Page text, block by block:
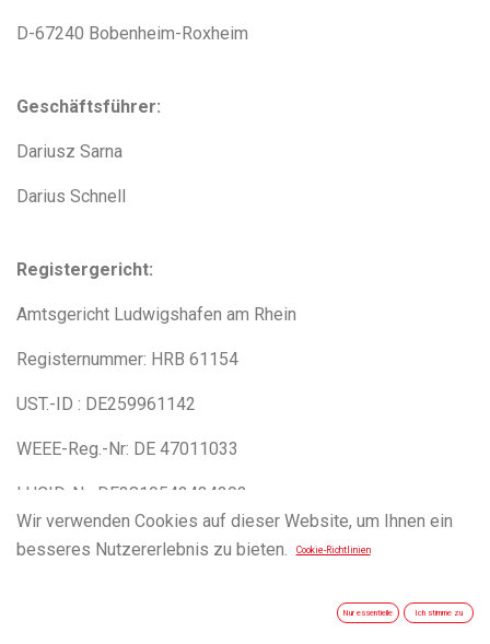
D-67240 Bobenheim-Roxheim
Geschäftsführer:
Dariusz Sarna
Darius Schnell
Registergericht:
Amtsgericht Ludwigshafen am Rhein
Registernummer: HRB 61154
UST.-ID : DE259961142
WEEE-Reg.-Nr: DE 47011033
LUCID-Nr: DE3819542434392
Wir verwenden Cookies auf dieser Website, um Ihnen ein
besseres Nutzererlebnis zu bieten.
Cookie-Richtlinien
Nur essentielle Ich stimme zu